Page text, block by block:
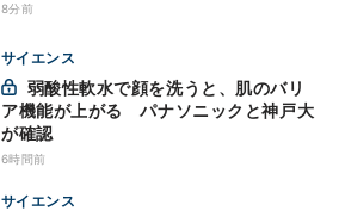
8分前
サイエンス
ア機能が上がる パナソニックと神戸大
が確認
6時間前
サイエンス